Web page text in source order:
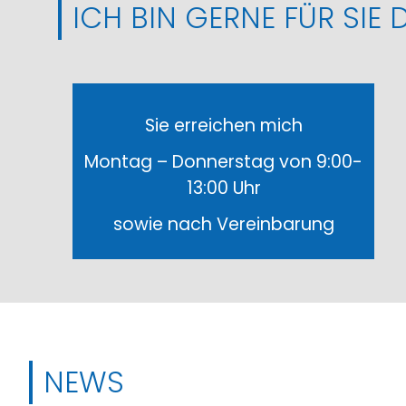
ICH BIN GERNE FÜR SIE
Sie erreichen mich
Montag – Donnerstag von 9:00-
13:00 Uhr
sowie nach Vereinbarung
NEWS